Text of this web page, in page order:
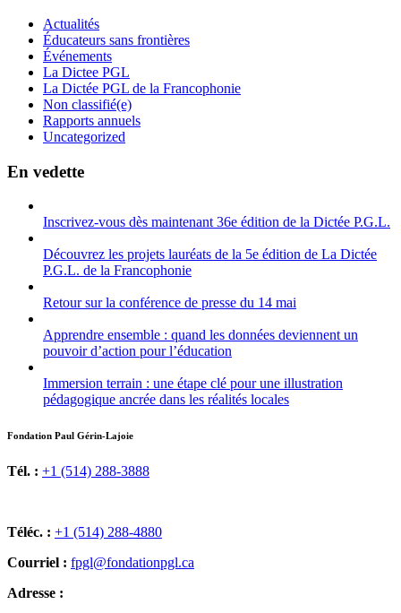
Actualités
Éducateurs sans frontières
Événements
La Dictee PGL
La Dictée PGL de la Francophonie
Non classifié(e)
Rapports annuels
Uncategorized
En vedette
Inscrivez-vous dès maintenant 36e édition de la Dictée P.G.L.
Découvrez les projets lauréats de la 5e édition de La Dictée
P.G.L. de la Francophonie
Retour sur la conférence de presse du 14 mai
Apprendre ensemble : quand les données deviennent un
pouvoir d’action pour l’éducation
Immersion terrain : une étape clé pour une illustration
pédagogique ancrée dans les réalités locales
Fondation Paul Gérin-Lajoie
Tél. : +1 (514) 288-3888
Téléc. : +1 (514) 288-4880
Courriel : fpgl@fondationpgl.ca
Adresse :